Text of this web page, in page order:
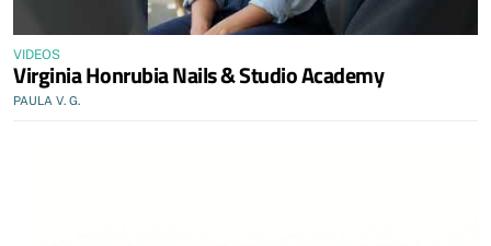
VIDEOS
Virginia Honrubia Nails & Studio Academy
PAULA V. G.